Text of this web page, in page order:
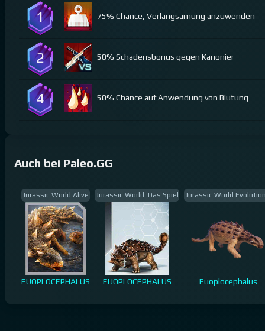
1 75% Chance, Verlangsamung anzuwenden
2 50% Schadensbonus gegen Kanonier
4 50% Chance auf Anwendung von Blutung
Auch bei Paleo.GG
Jurassic World Alive
EUOPLOCEPHALUS
Jurassic World: Das Spiel
EUOPLOCEPHALUS
Jurassic World
Euoplocephalus